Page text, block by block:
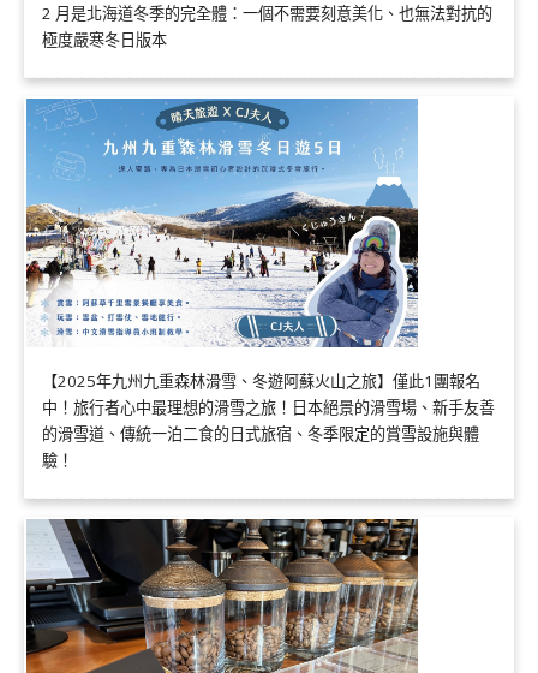
2 月是北海道冬季的完全體：一個不需要刻意美化、也無法對抗的
極度嚴寒冬日版本
【2025年九州九重森林滑雪、冬遊阿蘇火山之旅】僅此1團報名
中！旅行者心中最理想的滑雪之旅！日本絕景的滑雪場、新手友善
的滑雪道、傳統一泊二食的日式旅宿、冬季限定的賞雪設施與體
驗！